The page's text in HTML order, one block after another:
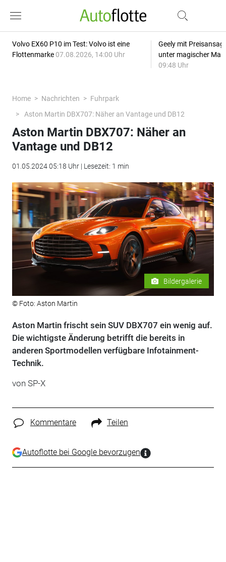
Volvo EX60 P10 im Test: Volvo ist eine
Flottenmarke 07.08.2026, 14:00 Uhr
Geely mit
unter magischer
09:48 Uhr
Home Nachrichten
Fuhrpark
Aston Martin DBX707: Näher an Vantage und DB12
Aston Martin DBX707: Näher an
Vantage und DB12
01.05.2024 05:18 Uhr | Lesezeit: 1 min
Bildergalerie
© Foto: Aston Martin
Aston Martin frischt sein SUV DBX707 ein wenig auf.
Die wichtigste Änderung betrifft die bereits in
anderen Sportmodellen verfügbare Infotainment-
Technik.
von SP-X
Kommentare Teilen
Autoflotte bei Google bevorzugen